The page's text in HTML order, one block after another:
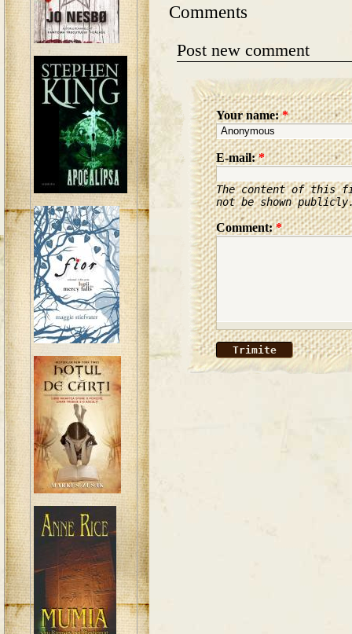
Comments
Post new comment
Your name:*
E-mail:*
The content of this
not be shown
Comment:*